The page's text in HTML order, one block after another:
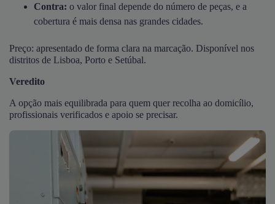
Contra: o valor final depende do número de peças, e a
cobertura é mais densa nas grandes cidades.
Preço: apresentado de forma clara na marcação. Disponível nos
distritos de Lisboa, Porto e Setúbal.
Veredito
A opção mais equilibrada para quem quer recolha ao domicílio,
profissionais verificados e apoio se precisar.